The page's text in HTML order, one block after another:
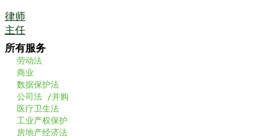
律师
主任
所有服务
劳动法
商业
数据保护法
公司法 /并购
医疗卫生法
工业产权保护
房地产经济法